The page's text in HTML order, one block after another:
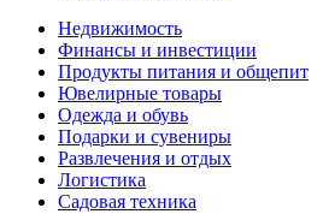
Недвижимость
Финансы и инвестиции
Продукты питания и общепит
Ювелирные товары
Одежда и обувь
Подарки и сувениры
Развлечения и отдых
Логистика
Садовая техника